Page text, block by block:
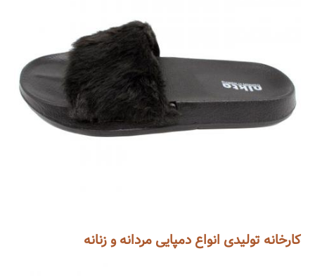
کارخانه تولیدی انواع دمپایی مردانه و زنانه